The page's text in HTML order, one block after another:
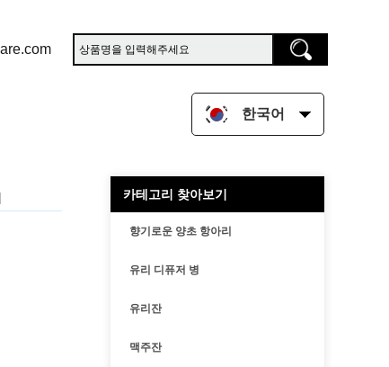
한국어
카테고리 찾아보기
향기로운 양초 항아리
유리 디퓨저 병
유리잔
맥주잔